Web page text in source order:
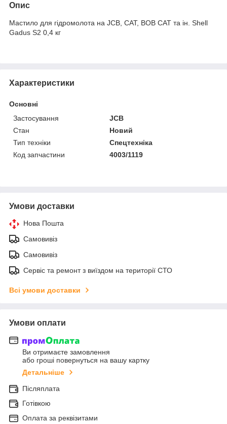
Опис
Мастило для гідромолота на JCB, CAT, BOB CAT та ін. Shell
Gadus S2 0,4 кг
Характеристики
Основні
Застосування
JCB
Стан
Новий
Тип техніки
Спецтехніка
Код запчастини
4003/1119
Умови доставки
Нова Пошта
Самовивіз
Самовивіз
Сервіс та ремонт з виїздом на території СТО
Всі умови доставки
Умови оплати
Ви отримаєте замовлення
або гроші повернуться на вашу картку
Детальніше
Післяплата
Готівкою
Оплата за реквізитами